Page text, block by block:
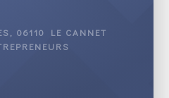
06110 LE CANNET